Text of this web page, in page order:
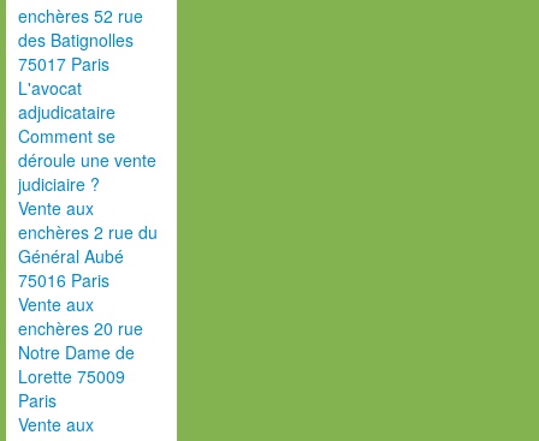
enchères 52 rue
des Batignolles
75017 Paris
L'avocat
adjudicataire
Comment se
déroule une vente
judiciaire ?
Vente aux
enchères 2 rue du
Général Aubé
75016 Paris
Vente aux
enchères 20 rue
Notre Dame de
Lorette 75009
Paris
Vente aux